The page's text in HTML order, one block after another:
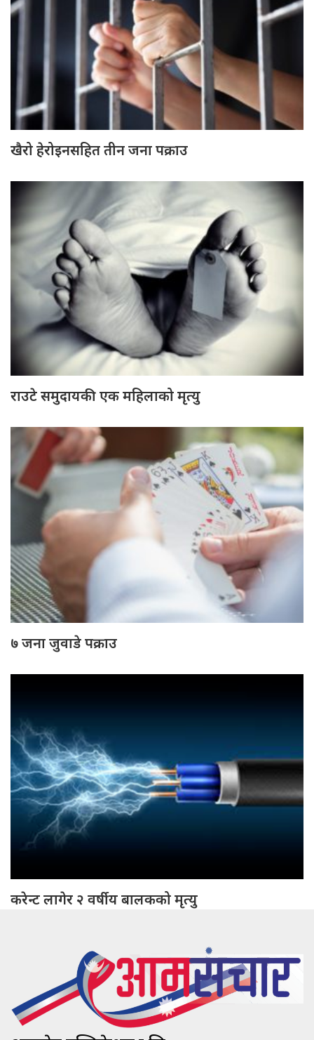
खैरो हेरोइनसहित तीन जना पक्राउ
राउटे समुदायकी एक महिलाको मृत्यु
७ जना जुवाडे पक्राउ
करेन्ट लागेर २ वर्षीय बालकको मृत्यु